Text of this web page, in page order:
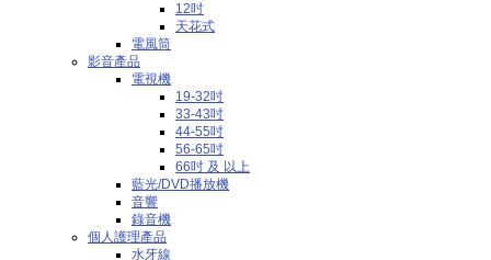
12吋
天花式
電風筒
影音產品
電視機
19-32吋
33-43吋
44-55吋
56-65吋
66吋 及 以上
藍光/DVD播放機
音響
錄音機
個人護理產品
水牙線